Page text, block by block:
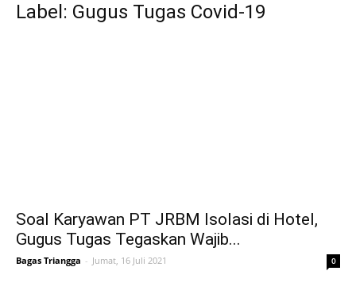
Label: Gugus Tugas Covid-19
Soal Karyawan PT JRBM Isolasi di Hotel,
Gugus Tugas Tegaskan Wajib...
Bagas Triangga - Jumat, 16 Juli 2021 0